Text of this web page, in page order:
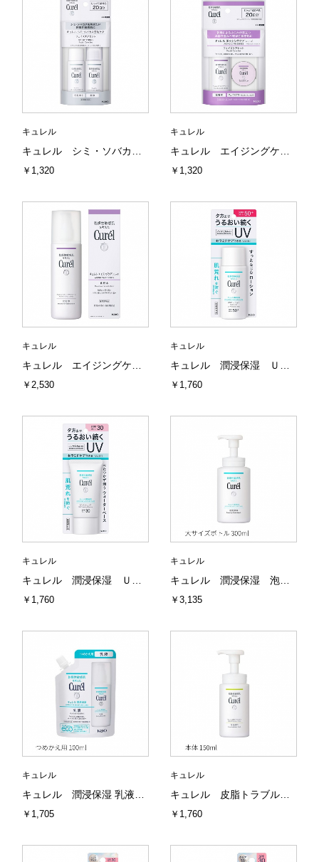
キュレル
キュレル シミ・ソバカス予防ケア フェイスケアセット 花王
￥1,320
キュレル
キュレル エイジングケアシリーズ ミニセット 花王
￥1,320
キュレル
キュレル エイジングケアシリーズ 化粧水 140ml 花王
￥2,530
キュレル
キュレル 潤浸保湿 ＵＶローション 60ml 花王
￥1,760
キュレル
￥1,760
キュレル
￥3,135
キュレル
￥1,705
キュレル
￥1,760